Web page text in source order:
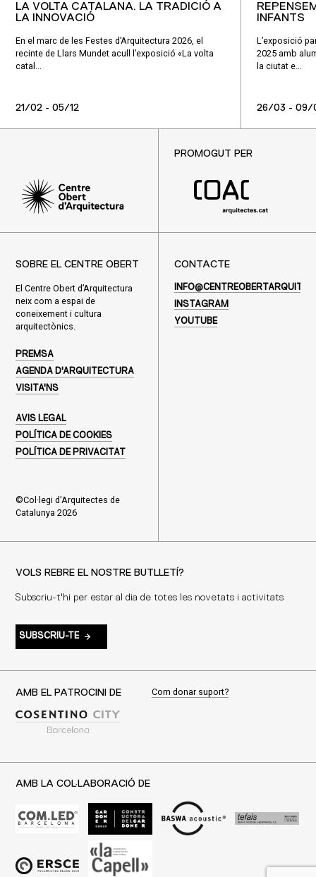
LA VOLTA CATALANA. LA TRADICIÓ A
LA INNOVACIÓ
En el marc de les Festes d’Arquitectura 2026, el
recinte de Llars Mundet acull l’exposició «La volta
catal...
21/02 - 05/12
INFANTS
L’exposició
2025 amb
la ciutat e...
26/03 - 09/
PROMOGUT PER
SOBRE EL CENTRE OBERT
El Centre Obert d’Arquitectura
neix com a espai de
coneixement i cultura
arquitectònics.
PREMSA
AGENDA D'ARQUITECTURA
VISITA'NS
AVIS LEGAL
POLÍTICA DE COOKIES
POLÍTICA DE PRIVACITAT
©Col·legi d'Arquitectes de
Catalunya 2026
CONTACTE
INSTAGRAM
YOUTUBE
VOLS REBRE EL NOSTRE BUTLLETÍ?
Subscriu-t'hi per estar al dia de totes les novetats i activitats
SUBSCRIU-TE
AMB EL PATROCINI DE Com donar suport?
AMB LA COL·LABORACIÓ DE